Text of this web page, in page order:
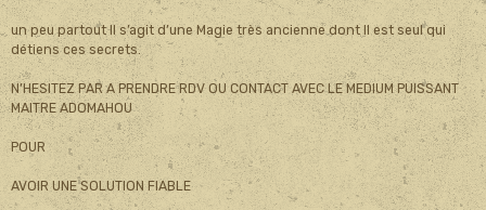
un peu partout Il s’agit d’une Magie très ancienne dont Il est seul qui
détiens ces secrets.
N’HESITEZ PAR A PRENDRE RDV OU CONTACT AVEC LE MEDIUM PUISSANT
MAITRE ADOMAHOU
POUR
AVOIR UNE SOLUTION FIABLE